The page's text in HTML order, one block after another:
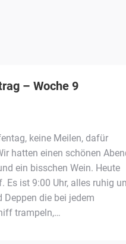
– Woche 9
keine Meilen, dafür
hatten einen schönen
ein bisschen Wein. Heute
Es ist 9:00 Uhr, alles ruhig
Deppen die bei jedem
trampeln,…